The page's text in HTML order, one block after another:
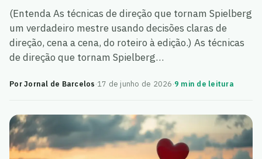
(Entenda As técnicas de direção que tornam Spielberg
um verdadeiro mestre usando decisões claras de
direção, cena a cena, do roteiro à edição.) As técnicas
de direção que tornam Spielberg…
Por Jornal de Barcelos·17 de junho de 2026·9 min de leitura